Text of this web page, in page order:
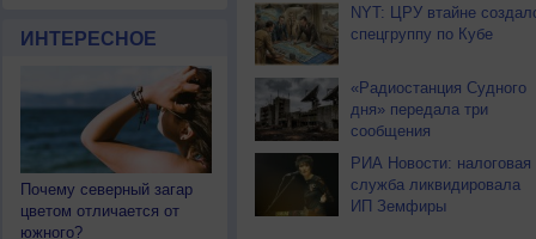
ИНТЕРЕСНОЕ
Почему северный загар
цветом отличается от
южного?
NYT: ЦРУ втайне
спецгруппу по Кубе
«Радиостанция Судного
дня» передала три
сообщения
РИА Новости: налоговая
служба ликвидировала
ИП Земфиры